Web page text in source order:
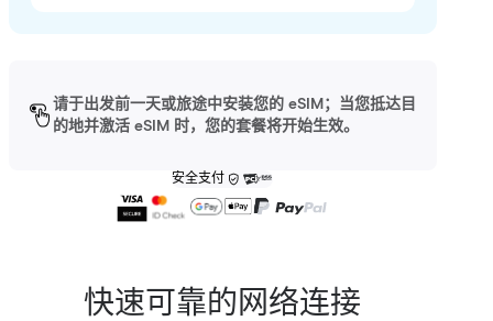
请于出发前一天或旅途中安装您的 eSIM；当您抵达目
的地并激活 eSIM 时，您的套餐将开始生效。
安全支付
快速可靠的网络连接